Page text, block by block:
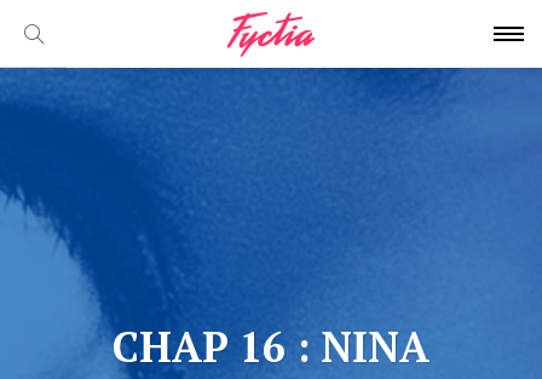
CHAP 16 : NINA